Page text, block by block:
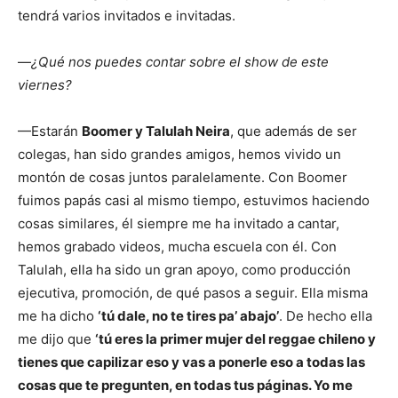
tendrá varios invitados e invitadas.
—¿Qué nos puedes contar sobre el show de este
viernes?
—Estarán Boomer y Talulah Neira, que además de ser
colegas, han sido grandes amigos, hemos vivido un
montón de cosas juntos paralelamente. Con Boomer
fuimos papás casi al mismo tiempo, estuvimos haciendo
cosas similares, él siempre me ha invitado a cantar,
hemos grabado videos, mucha escuela con él. Con
Talulah, ella ha sido un gran apoyo, como producción
ejecutiva, promoción, de qué pasos a seguir. Ella misma
me ha dicho ‘tú dale, no te tires pa’ abajo’. De hecho ella
me dijo que ‘tú eres la primer mujer del reggae chileno y
tienes que capilizar eso y vas a ponerle eso a todas las
cosas que te pregunten, en todas tus páginas. Yo me